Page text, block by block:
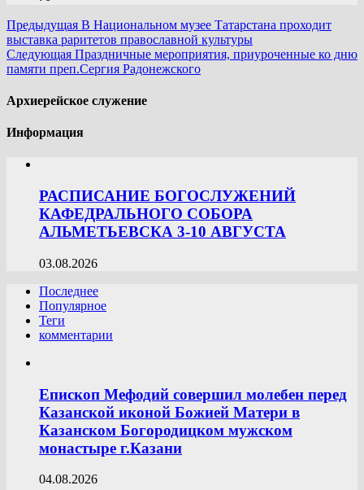
Предыдущая В Национальном музее Татарстана проходит
выставка раритетов православной культуры
Следующая Праздничные мероприятия, приуроченные ко дню
памяти преп.Сергия Радонежского
Архиерейское служение
Информация
РАСПИСАНИЕ БОГОСЛУЖЕНИЙ
КАФЕДРАЛЬНОГО СОБОРА
АЛЬМЕТЬЕВСКА 3-10 АВГУСТА
03.08.2026
Последнее
Популярное
Теги
комментарии
Епископ Мефодий совершил молебен перед
Казанской иконой Божией Матери в
Казанском Богородицком мужском
монастыре г.Казани
04.08.2026